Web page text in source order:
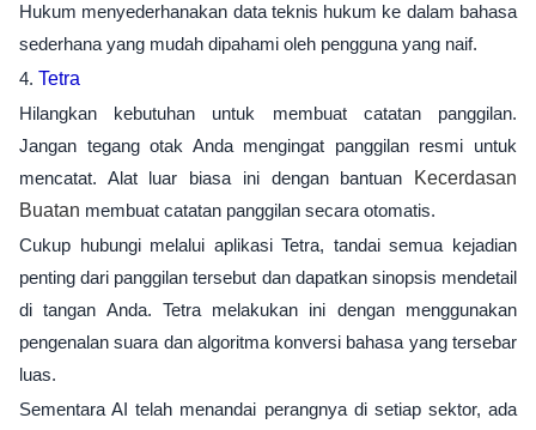
Hukum menyederhanakan data teknis hukum ke dalam bahasa
sederhana yang mudah dipahami oleh pengguna yang naif.
4. Tetra
Hilangkan kebutuhan untuk membuat catatan panggilan.
Jangan tegang otak Anda mengingat panggilan resmi untuk
mencatat. Alat luar biasa ini dengan bantuan
Kecerdasan
Buatan membuat catatan panggilan secara otomatis.
Cukup hubungi melalui aplikasi Tetra, tandai semua kejadian
penting dari panggilan tersebut dan dapatkan sinopsis mendetail
di tangan Anda. Tetra melakukan ini dengan menggunakan
pengenalan suara dan algoritma konversi bahasa yang tersebar
luas.
Sementara AI telah menandai perangnya di setiap sektor, ada